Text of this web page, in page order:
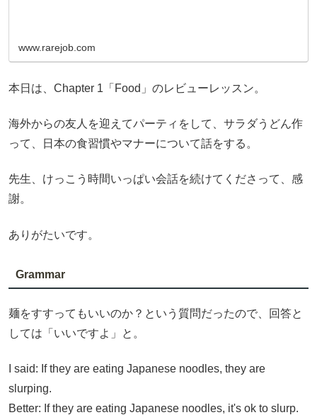
www.rarejob.com
本日は、Chapter 1「Food」のレビューレッスン。
海外からの友人を迎えてパーティをして、サラダうどん作
って、日本の食習慣やマナーについて話をする。
先生、けっこう時間いっぱい会話を続けてくださって、感
謝。
ありがたいです。
Grammar
麺をすすってもいいのか？という質問だったので、回答と
しては「いいですよ」と。
I said: If they are eating Japanese noodles, they are
slurping.
Better: If they are eating Japanese noodles, it's ok to slurp.